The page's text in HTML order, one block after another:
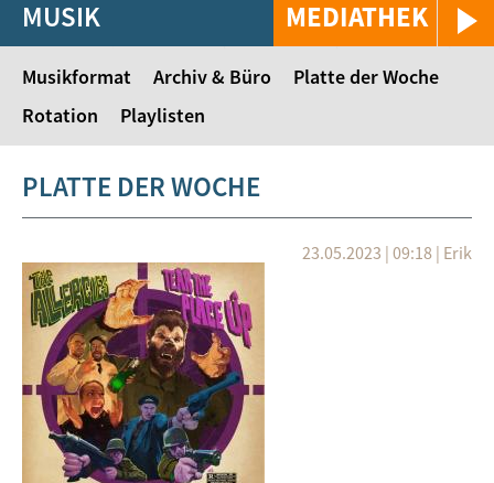
MEDIATHEK
MUSIK
Musikformat Archiv & Büro
Platte der Woche
Rotation
Playlisten
PLATTE DER WOCHE
23.05.2023 | 09:18 | Erik